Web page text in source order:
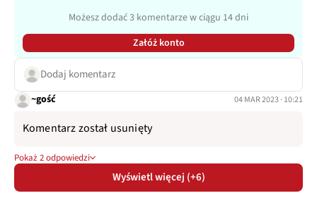
Możesz dodać 3 komentarze w ciągu 14 dni
Załóż konto
Dodaj komentarz
~gość 04 MAR 2023 · 10:21
Komentarz został usunięty
Pokaż 2 odpowiedzi
Wyświetl więcej (+6)